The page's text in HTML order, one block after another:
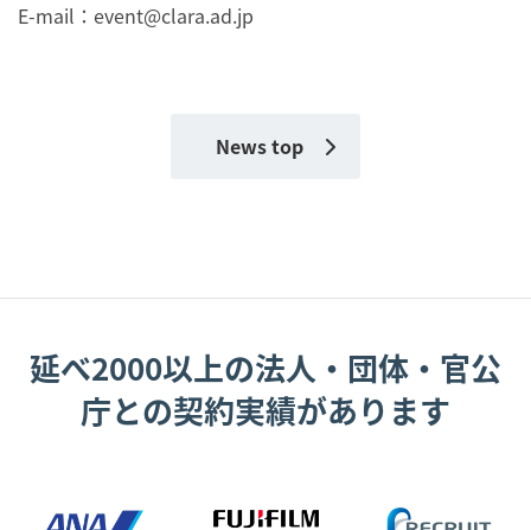
E-mail： event@clara.ad.jp
News top
延べ2000以上の法人・団体・官公
庁との契約実績があります